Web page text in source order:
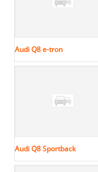
Audi Q8 e-tron
Audi Q8 Sportback